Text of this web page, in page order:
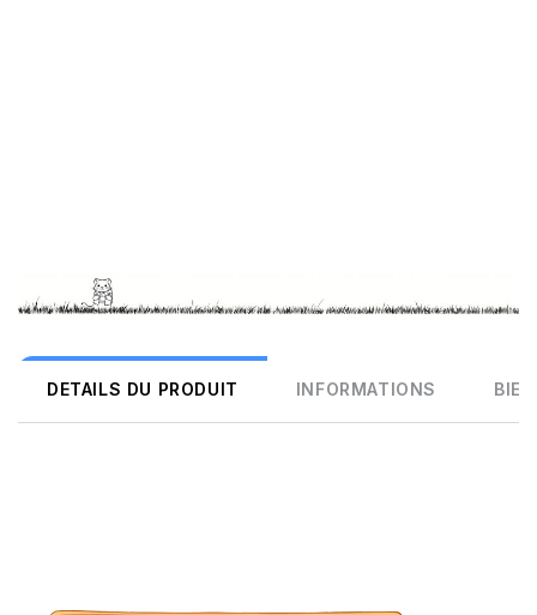
DETAILS DU PRODUIT INFORMATIONS